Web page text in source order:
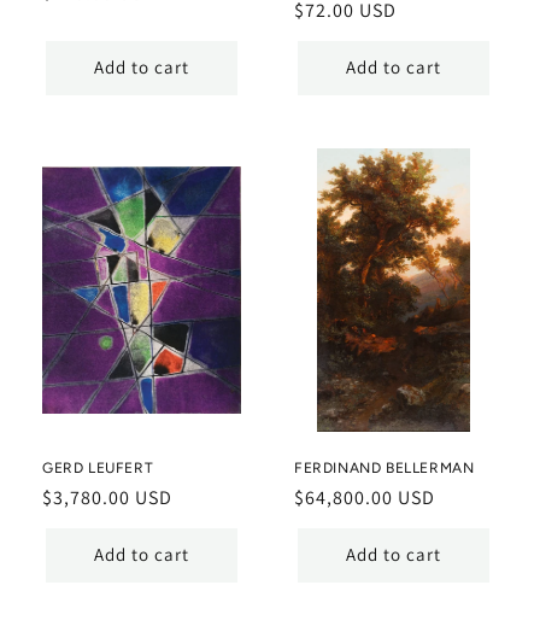
Add to cart
Regular
$72.00 USD
Add to cart
GERD LEUFERT
Regular
$3,780.00 USD
Add to cart
FERDINAND BELLERMAN
Regular
$64,800.00 USD
Add to cart